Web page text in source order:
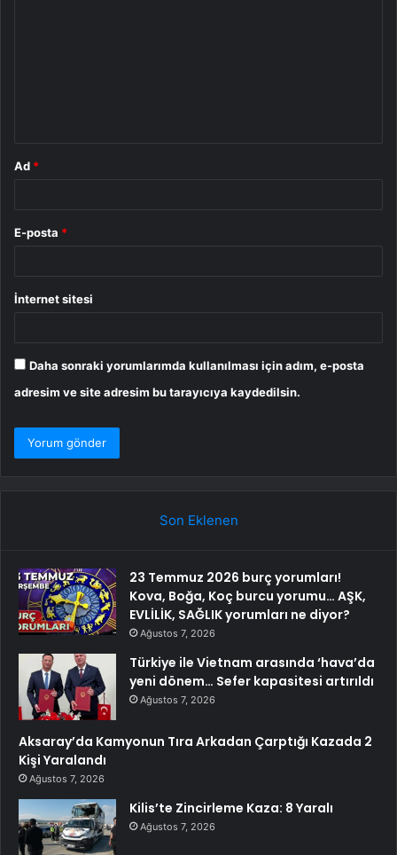
Ad *
E-posta *
İnternet sitesi
Daha sonraki yorumlarımda kullanılması için adım, e-posta
adresim ve site adresim bu tarayıcıya kaydedilsin.
Son Eklenen
23 Temmuz 2026 burç yorumları!
Kova, Boğa, Koç burcu yorumu… AŞK,
EVLİLİK, SAĞLIK yorumları ne diyor?
Ağustos 7, 2026
Türkiye ile Vietnam arasında ‘hava’da
yeni dönem… Sefer kapasitesi artırıldı
Ağustos 7, 2026
Aksaray’da Kamyonun Tıra Arkadan Çarptığı Kazada 2
Kişi Yaralandı
Ağustos 7, 2026
Kilis’te Zincirleme Kaza: 8 Yaralı
Ağustos 7, 2026